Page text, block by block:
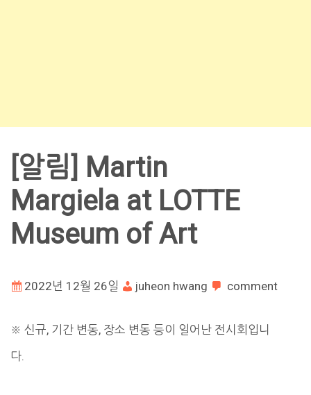
[알림] Martin
Margiela at LOTTE
Museum of Art
2022년 12월 26일 juheon hwang comment
※ 신규, 기간 변동, 장소 변동 등이 일어난 전시회입니
다.